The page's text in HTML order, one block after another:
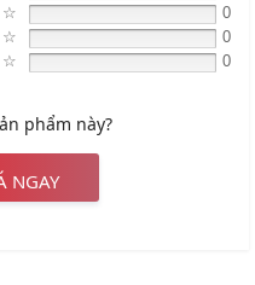
☆ 0
☆ 0
☆ 0
phẩm này?
NGAY